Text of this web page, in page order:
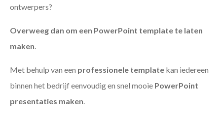
ontwerpers?
Overweeg dan om een PowerPoint template te laten
maken.
Met behulp van een professionele template kan iedereen
binnen het bedrijf eenvoudig en snel mooie PowerPoint
presentaties maken.